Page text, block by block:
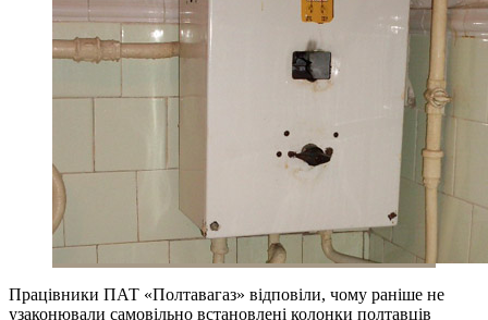
Працівники ПАТ «Полтавагаз» відповіли, чому раніше не
узаконювали самовільно встановлені колонки полтавців